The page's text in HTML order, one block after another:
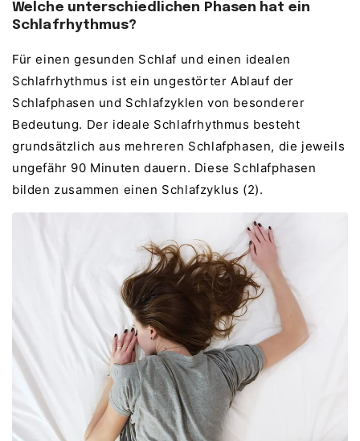
Welche unterschiedlichen Phasen hat ein
Schlafrhythmus?
Für einen gesunden Schlaf und einen idealen
Schlafrhythmus ist ein ungestörter Ablauf der
Schlafphasen und Schlafzyklen von besonderer
Bedeutung. Der ideale Schlafrhythmus besteht
grundsätzlich aus mehreren Schlafphasen, die jeweils
ungefähr 90 Minuten dauern. Diese Schlafphasen
bilden zusammen einen Schlafzyklus (2).